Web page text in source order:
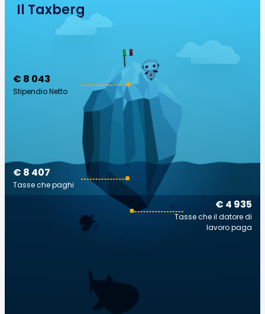
Il Taxberg
€ 8 043
Stipendio Netto
€ 4 935
Tasse che il datore di
lavoro paga
€ 8 407
Tasse che paghi